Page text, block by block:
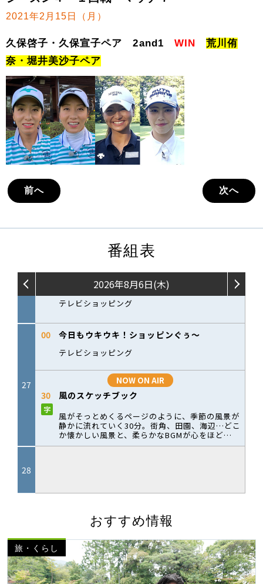
2021年2月15日（月）
久保啓子・久保宣子ペア 2and1 WIN
荒川侑
奈・堀井美沙子ペア
前へ 次へ
番組表
おすすめ情報
旅・くらし